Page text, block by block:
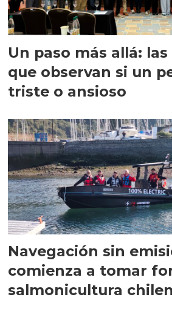
Un paso más allá:
que observan si un
triste o ansioso
Navegación sin
comienza a tomar
salmonicultura